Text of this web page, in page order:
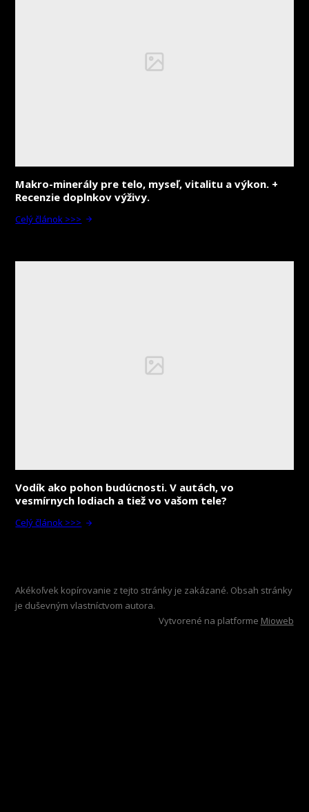
Makro-minerály pre telo, myseľ, vitalitu a výkon. +
Recenzie doplnkov výživy.
Celý článok >>>
Vodík ako pohon budúcnosti. V autách, vo
vesmírnych lodiach a tiež vo vašom tele?
Celý článok >>>
Akékoľvek kopírovanie z tejto stránky je zakázané. Obsah stránky
je duševným vlastníctvom autora.
Vytvorené na platforme Mioweb